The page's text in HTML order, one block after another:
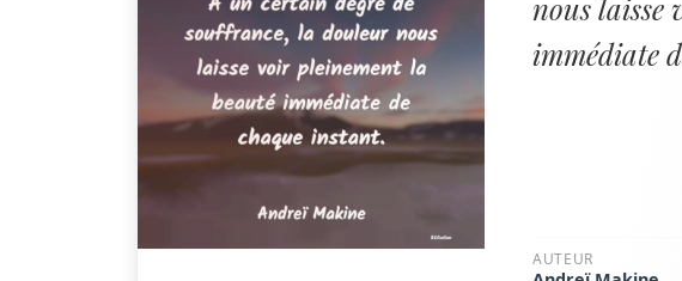
nous laisse
immédiate
AUTEUR